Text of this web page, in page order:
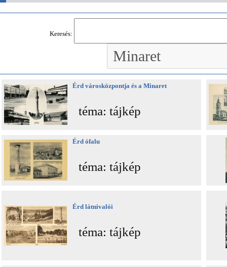
Keresés:
Érd városközpontja és a Minaret
téma: tájkép
Érd ófalu
téma: tájkép
Érd látnivalói
téma: tájkép